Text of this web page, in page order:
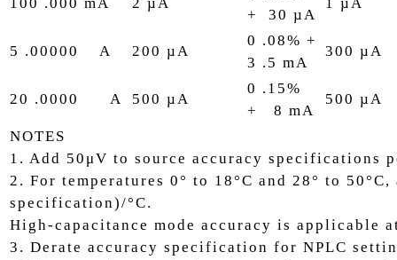
+ 30 µA
5 .00000 A 200 µA
0 .08% +
3 .5 mA
300 µA
20 .0000 A 500 µA
0 .15%
+ 8 mA
500 µA
NOTES
1. Add 50μV to source accuracy specifications
2. For temperatures 0° to 18°C and 28° to
specification)/°C.
High-capacitance mode accuracy is applicable
3. Derate accuracy specification for NPLC